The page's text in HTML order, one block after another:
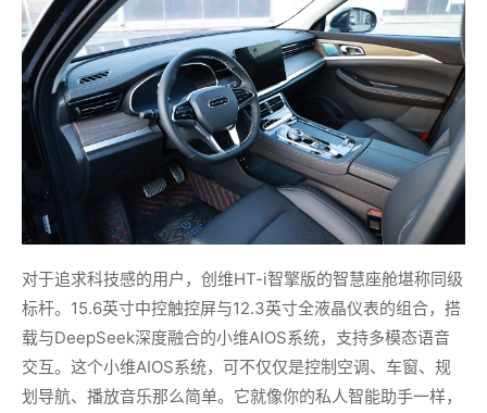
对于追求科技感的用户，创维HT-i智擎版的智慧座舱堪称同级
标杆。15.6英寸中控触控屏与12.3英寸全液晶仪表的组合，搭
载与DeepSeek深度融合的小维AIOS系统，支持多模态语音
交互。这个小维AIOS系统，可不仅仅是控制空调、车窗、规
划导航、播放音乐那么简单。它就像你的私人智能助手一样，